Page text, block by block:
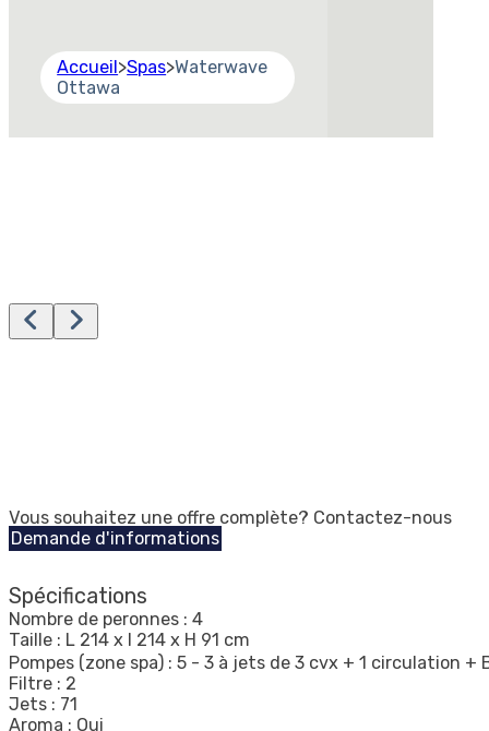
Accueil>Spas>Waterwave
Ottawa
Vous souhaitez une offre complète? Contactez-nous
Demande d'informations
Spécifications
Nombre de peronnes : 4
Taille : L 214 x l 214 x H 91 cm
Pompes (zone spa) : 5 - 3 à jets de 3 cvx + 1 circulation +
Filtre : 2
Jets : 71
Aroma : Oui